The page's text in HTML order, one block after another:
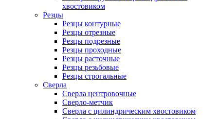
хвостовиком
Резцы
Резцы контурные
Резцы отрезные
Резцы подрезные
Резцы проходные
Резцы расточные
Резцы резьбовые
Резцы строгальные
Сверла
Сверла центровочные
Сверло-метчик
Сверла с цилиндрическим хвостовиком